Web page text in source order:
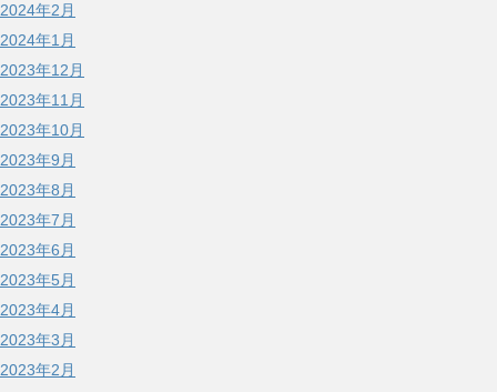
2024年2月
2024年1月
2023年12月
2023年11月
2023年10月
2023年9月
2023年8月
2023年7月
2023年6月
2023年5月
2023年4月
2023年3月
2023年2月